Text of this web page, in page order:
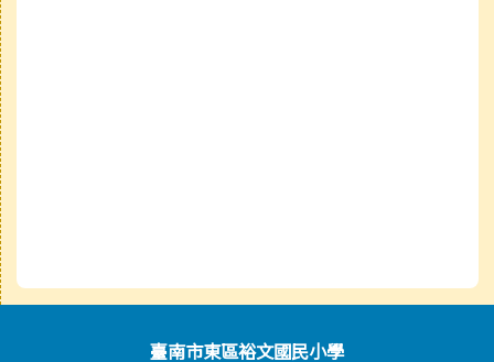
頁尾區域內容臺南市東區裕文國民小學